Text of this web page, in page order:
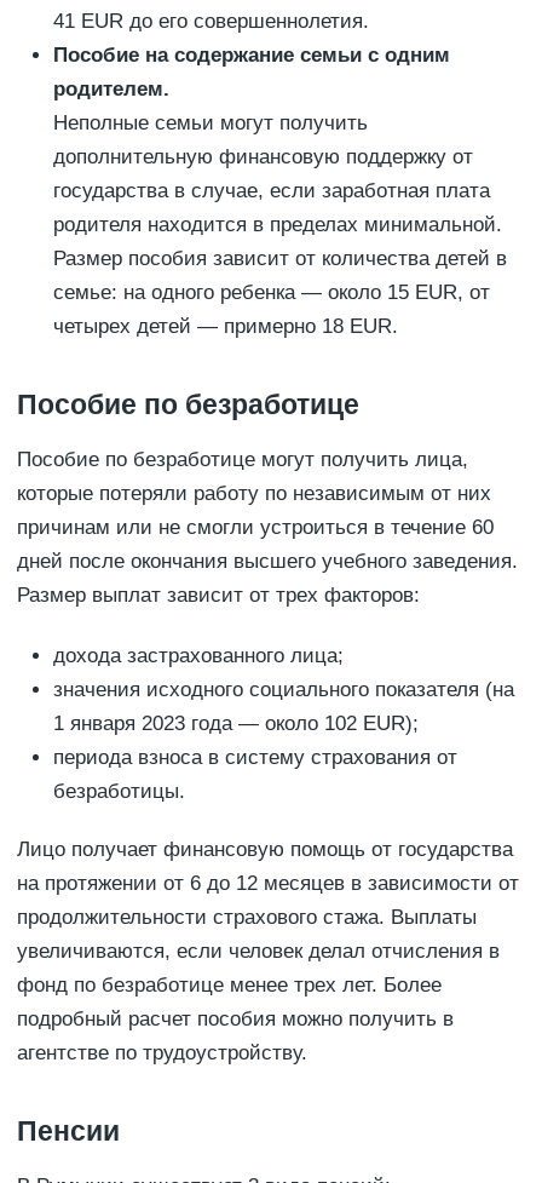
41 EUR до его совершеннолетия.
Пособие на содержание семьи с одним
родителем.
Неполные семьи могут получить
дополнительную финансовую поддержку от
государства в случае, если заработная плата
родителя находится в пределах минимальной.
Размер пособия зависит от количества детей в
семье: на одного ребенка — около 15 EUR, от
четырех детей — примерно 18 EUR.
Пособие по безработице
Пособие по безработице могут получить лица,
которые потеряли работу по независимым от них
причинам или не смогли устроиться в течение 60
дней после окончания высшего учебного заведения.
Размер выплат зависит от трех факторов:
дохода застрахованного лица;
значения исходного социального показателя (на
1 января 2023 года — около 102 EUR);
периода взноса в систему страхования от
безработицы.
Лицо получает финансовую помощь от государства
на протяжении от 6 до 12 месяцев в зависимости от
продолжительности страхового стажа. Выплаты
увеличиваются, если человек делал отчисления в
фонд по безработице менее трех лет. Более
подробный расчет пособия можно получить в
агентстве по трудоустройству.
Пенсии